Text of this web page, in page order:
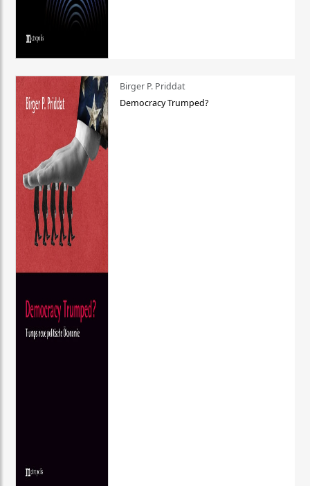
Birger P. Priddat
Democracy Trumped?